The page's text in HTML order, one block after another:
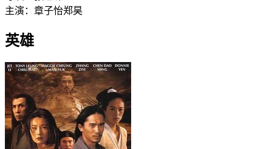
主演： 章子怡郑昊
英雄‎